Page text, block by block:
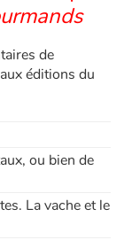
de
éditions du
ou bien de
La vache et le